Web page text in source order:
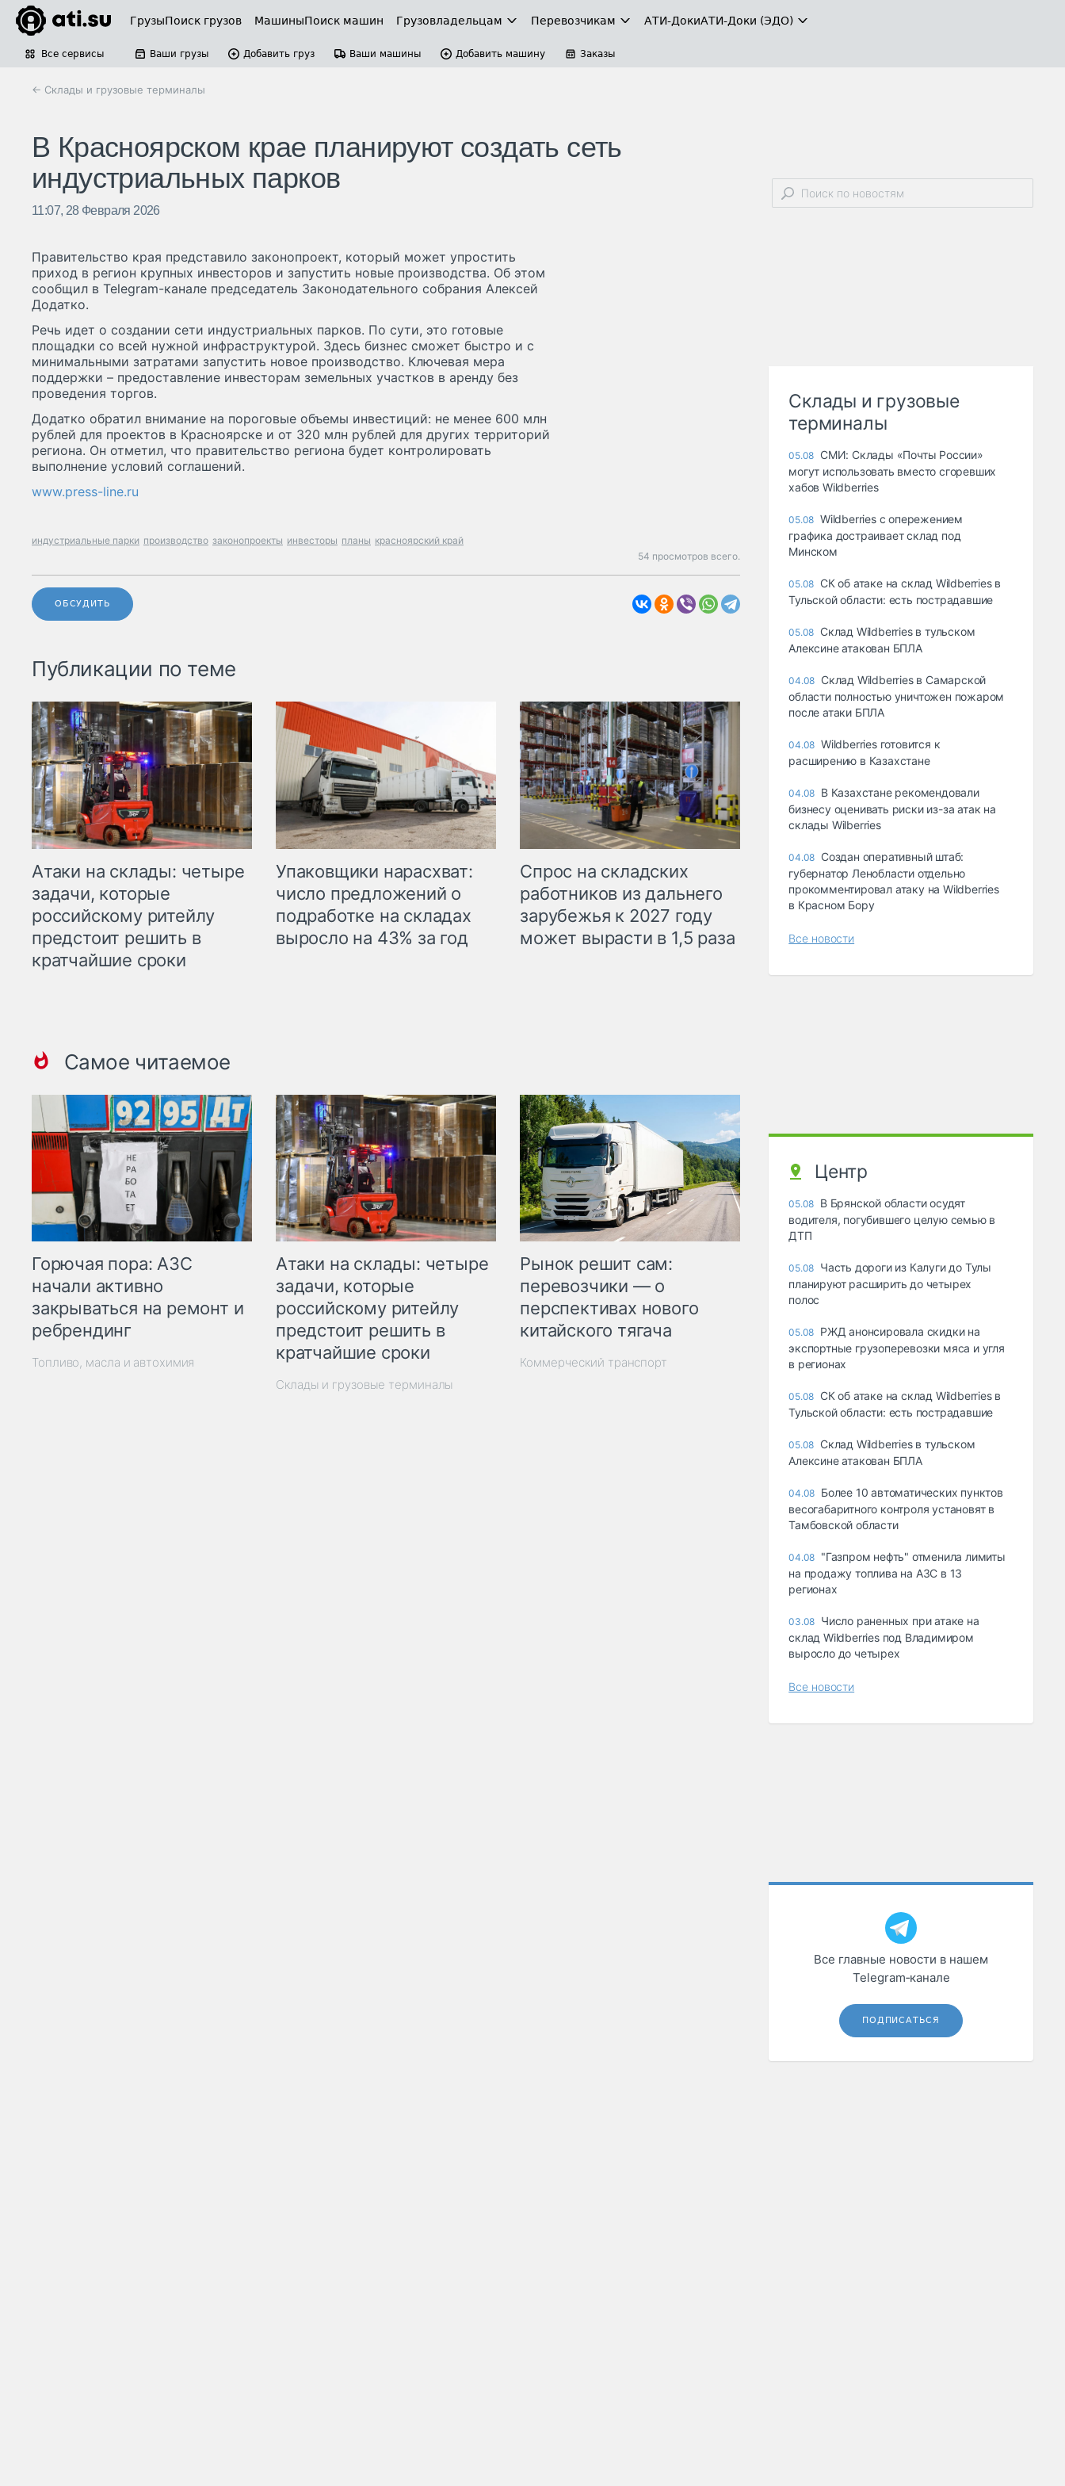
ГрузыПоиск грузов МашиныПоиск машин Грузовладельцам Перевозчикам АТИ-ДокиАТИ-Доки (ЭДО)
Все сервисы Ваши грузы Добавить груз Ваши машины Добавить машину Заказы
← Склады и грузовые терминалы
В Красноярском крае планируют создать сеть
индустриальных парков
11:07, 28 Февраля 2026
Правительство края представило законопроект, который может упростить
приход в регион крупных инвесторов и запустить новые производства. Об этом
сообщил в Telegram-канале председатель Законодательного собрания Алексей
Додатко.
Речь идет о создании сети индустриальных парков. По сути, это готовые
площадки со всей нужной инфраструктурой. Здесь бизнес сможет быстро и с
минимальными затратами запустить новое производство. Ключевая мера
поддержки – предоставление инвесторам земельных участков в аренду без
проведения торгов.
Додатко обратил внимание на пороговые объемы инвестиций: не менее 600 млн
рублей для проектов в Красноярске и от 320 млн рублей для других территорий
региона. Он отметил, что правительство региона будет контролировать
выполнение условий соглашений.
www.press-line.ru
индустриальные парки производство законопроекты инвесторы планы красноярский край
54 просмотров всего.
ОБСУДИТЬ
Публикации по теме
Атаки на склады: четыре
задачи, которые
российскому ритейлу
предстоит решить в
кратчайшие сроки
Упаковщики нарасхват:
число предложений о
подработке на складах
выросло на 43% за год
Спрос на складских
работников из дальнего
зарубежья к 2027 году
может вырасти в 1,5 раза
Самое читаемое
Горючая пора: АЗС
начали активно
закрываться на ремонт и
ребрендинг
Топливо, масла и автохимия
Атаки на склады: четыре
задачи, которые
российскому ритейлу
предстоит решить в
кратчайшие сроки
Склады и грузовые терминалы
Рынок решит сам:
перевозчики — о
перспективах нового
китайского тягача
Коммерческий транспорт
Склады и грузовые
терминалы
05.08 СМИ: Склады «Почты России»
могут использовать вместо сгоревших
хабов Wildberries
05.08 Wildberries с опережением
графика достраивает склад под
Минском
05.08 СК об атаке на склад Wildberries в
Тульской области: есть пострадавшие
05.08 Склад Wildberries в тульском
Алексине атакован БПЛА
04.08 Склад Wildberries в Самарской
области полностью уничтожен пожаром
после атаки БПЛА
04.08 Wildberries готовится к
расширению в Казахстане
04.08 В Казахстане рекомендовали
бизнесу оценивать риски из-за атак на
склады Wilberries
04.08 Создан оперативный штаб:
губернатор Ленобласти отдельно
прокомментировал атаку на Wildberries
в Красном Бору
Все новости
Центр
05.08 В Брянской области осудят
водителя, погубившего целую семью в
ДТП
05.08 Часть дороги из Калуги до Тулы
планируют расширить до четырех
полос
05.08 РЖД анонсировала скидки на
экспортные грузоперевозки мяса и угля
в регионах
05.08 СК об атаке на склад Wildberries в
Тульской области: есть пострадавшие
05.08 Склад Wildberries в тульском
Алексине атакован БПЛА
04.08 Более 10 автоматических пунктов
весогабаритного контроля установят в
Тамбовской области
04.08 "Газпром нефть" отменила лимиты
на продажу топлива на АЗС в 13
регионах
03.08 Число раненных при атаке на
склад Wildberries под Владимиром
выросло до четырех
Все новости
Все главные новости в нашем
Telegram‑канале
ПОДПИСАТЬСЯ